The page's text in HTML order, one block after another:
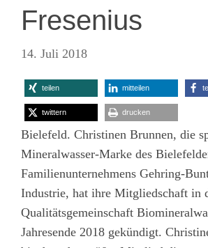
Fresenius
14. Juli 2018
teilen mitteilen
twittern drucken
Bielefeld. Christinen Brunnen, die
Mineralwasser-Marke des
Familienunternehmens Gehring-
Industrie, hat ihre Mitgliedschaft in
Qualitätsgemeinschaft
Jahresende 2018 gekündigt.